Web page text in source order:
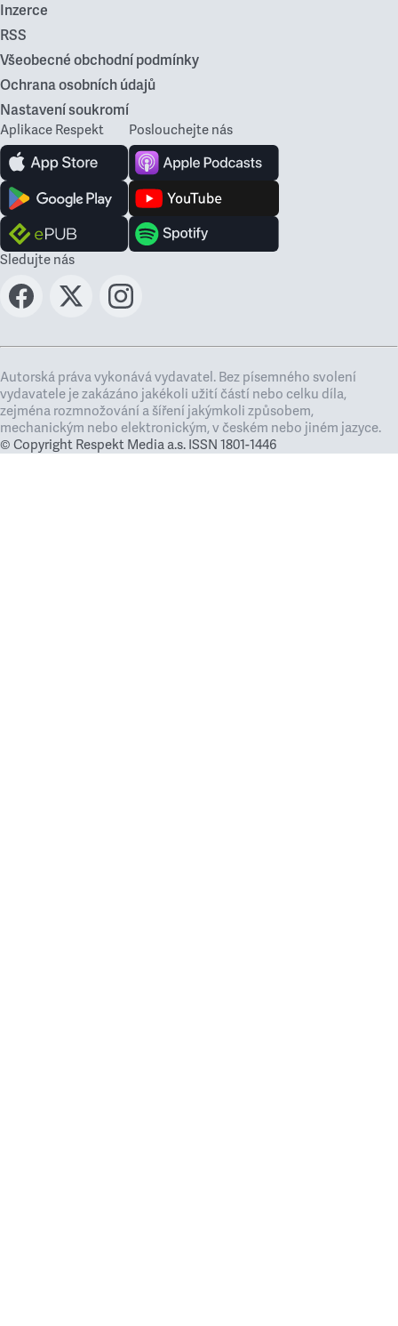
Inzerce
RSS
Všeobecné obchodní podmínky
Ochrana osobních údajů
Nastavení soukromí
Aplikace Respekt Poslouchejte nás
Sledujte nás
Autorská práva vykonává vydavatel. Bez písemného svolení
vydavatele je zakázáno jakékoli užití částí nebo celku díla,
zejména rozmnožování a šíření jakýmkoli způsobem,
mechanickým nebo elektronickým, v českém nebo jiném jazyce.
© Copyright Respekt Media a.s. ISSN 1801-1446